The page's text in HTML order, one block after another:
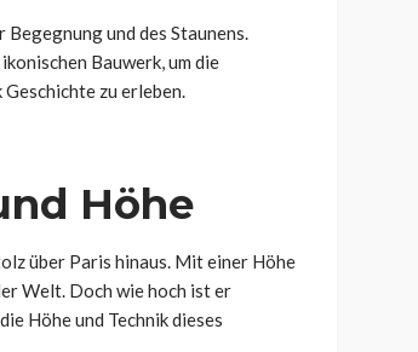
und des Staunens.
Bauwerk, um die
zu erleben.
Höhe
über Paris hinaus. Mit einer Höhe
Welt. Doch wie hoch ist er
Höhe und Technik dieses